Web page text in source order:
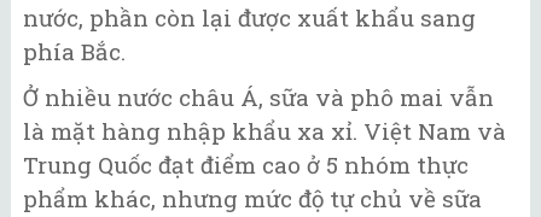
nước, phần còn lại được xuất khẩu sang
phía Bắc.
Ở nhiều nước châu Á, sữa và phô mai vẫn
là mặt hàng nhập khẩu xa xỉ. Việt Nam và
Trung Quốc đạt điểm cao ở 5 nhóm thực
phẩm khác, nhưng mức độ tự chủ về sữa